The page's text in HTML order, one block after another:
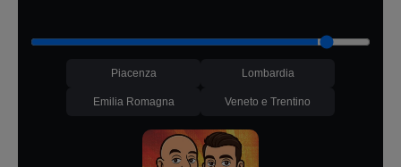
Piacenza Lombardia
Emilia Romagna Veneto e Trentino